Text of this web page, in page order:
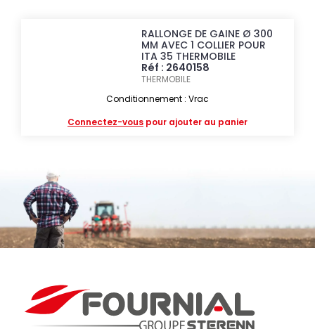
RALLONGE DE GAINE Ø 300
MM AVEC 1 COLLIER POUR
ITA 35 THERMOBILE
Réf : 2640158
THERMOBILE
Conditionnement : Vrac
Connectez-vous pour ajouter au panier